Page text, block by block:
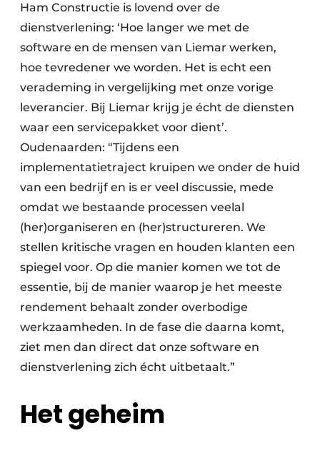
Ham Constructie is lovend over de
dienstverlening: ‘Hoe langer we met de
software en de mensen van Liemar werken,
hoe tevredener we worden. Het is echt een
verademing in vergelijking met onze vorige
leverancier. Bij Liemar krijg je écht de diensten
waar een servicepakket voor dient’.
Oudenaarden: “Tijdens een
implementatietraject kruipen we onder de huid
van een bedrijf en is er veel discussie, mede
omdat we bestaande processen veelal
(her)organiseren en (her)structureren. We
stellen kritische vragen en houden klanten een
spiegel voor. Op die manier komen we tot de
essentie, bij de manier waarop je het meeste
rendement behaalt zonder overbodige
werkzaamheden. In de fase die daarna komt,
ziet men dan direct dat onze software en
dienstverlening zich écht uitbetaalt.”
Het geheim